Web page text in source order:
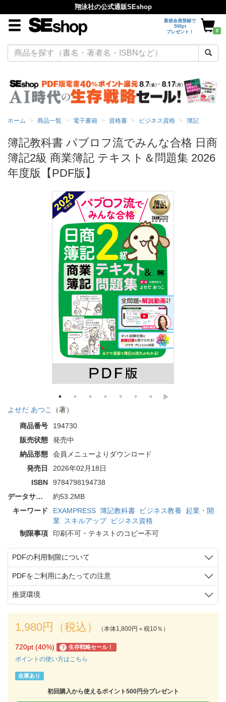
翔泳社の公式通販SEshop
新規会員登録で
500pt
プレゼント！
0
ホーム 商品一覧 電子書籍 資格書 ビジネス資格 簿記
簿記教科書 パブロフ流でみんな合格 日商
簿記2級 商業簿記 テキスト＆問題集 2026
年度版【PDF版】
よせだ あつこ
（著）
商品番号
194730
販売状態
発売中
納品形態
会員メニューよりダウンロード
発売日
2026年02月18日
ISBN
9784798194738
データサイズ
約53.2MB
キーワード
EXAMPRESS 簿記教科書 ビジネス教養
起業・開
業
スキルアップ
ビジネス資格
制限事項
印刷不可・テキストのコピー不可
PDFの利用制限について
PDFをご利用にあたっての注意
推奨環境
1,980円（税込） （本体1,800円＋税10％）
720pt (40%) ? 生存戦略セール！
ポイントの使い方はこちら
在庫あり
初回購入から使えるポイント500円分プレゼント